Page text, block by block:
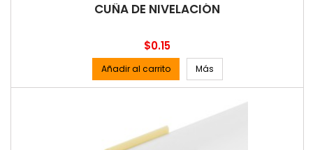
CUÑA DE NIVELACIÓN
Precio
$0.15
Añadir al carrito Más